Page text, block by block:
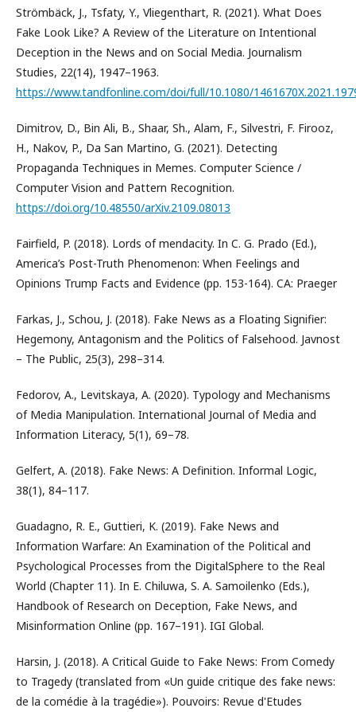
Strömbäck, J., Tsfaty, Y., Vliegenthart, R. (2021). What Does
Fake Look Like? A Review of the Literature on Intentional
Deception in the News and on Social Media. Journalism
Studies, 22(14), 1947–1963.
https://www.tandfonline.com/doi/full/10.1080/
Dimitrov, D., Bin Ali, B., Shaar, Sh., Alam, F., Silvestri, F. Firooz,
H., Nakov, P., Da San Martino, G. (2021). Detecting
Propaganda Techniques in Memes. Computer Science /
Computer Vision and Pattern Recognition.
https://doi.org/10.48550/arXiv.2109.08013
Fairfield, P. (2018). Lords of mendacity. In C. G. Prado (Ed.),
America’s Post-Truth Phenomenon: When Feelings and
Opinions Trump Facts and Evidence (pp. 153-164). CA: Praeger
Farkas, J., Schou, J. (2018). Fake News as a Floating Signifier:
Hegemony, Antagonism and the Politics of Falsehood. Javnost
– The Public, 25(3), 298–314.
Fedorov, A., Levitskaya, A. (2020). Typology and Mechanisms
of Media Manipulation. International Journal of Media and
Information Literacy, 5(1), 69–78.
Gelfert, A. (2018). Fake News: A Definition. Informal Logic,
38(1), 84–117.
Guadagno, R. E., Guttieri, K. (2019). Fake News and
Information Warfare: An Examination of the Political and
Psychological Processes from the DigitalSphere to the Real
World (Chapter 11). In E. Chiluwa, S. A. Samoilenko (Eds.),
Handbook of Research on Deception, Fake News, and
Misinformation Online (pp. 167–191). IGI Global.
Harsin, J. (2018). A Critical Guide to Fake News: From Comedy
to Tragedy (translated from «Un guide critique des fake news:
de la comédie à la tragédie»). Pouvoirs: Revue d'Etudes